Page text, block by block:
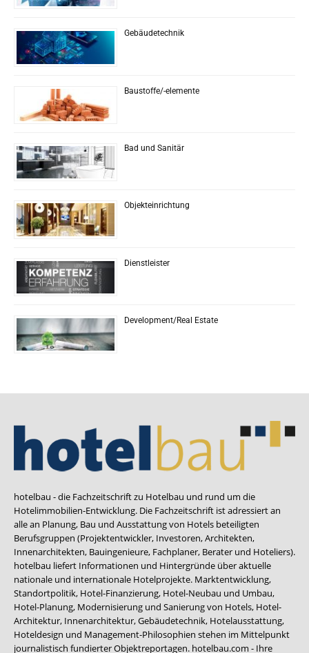
Gebäudetechnik
Baustoffe/-elemente
Bad und Sanitär
Objekteinrichtung
Dienstleister
Development/Real Estate
hotelbau - die Fachzeitschrift zu Hotelbau und rund um die
Hotelimmobilien-Entwicklung. Die Fachzeitschrift ist adressiert an
alle an Planung, Bau und Ausstattung von Hotels beteiligten
Berufsgruppen (Projektentwickler, Investoren, Architekten,
Innenarchitekten, Bauingenieure, Fachplaner, Berater und Hoteliers).
hotelbau liefert Informationen und Hintergründe über aktuelle
nationale und internationale Hotelprojekte. Marktentwicklung,
Standortpolitik, Hotel-Finanzierung, Hotel-Neubau und Umbau,
Hotel-Planung, Modernisierung und Sanierung von Hotels, Hotel-
Architektur, Innenarchitektur, Gebäudetechnik, Hotelausstattung,
Hoteldesign und Management-Philosophien stehen im Mittelpunkt
journalistisch fundierter Objektreportagen. hotelbau.com - Ihre